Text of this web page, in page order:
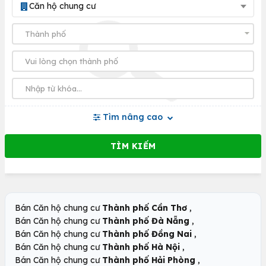
Căn hộ chung cư
Tìm nâng cao
Bán Căn hộ chung cư Thành phố Cần Thơ ,
Bán Căn hộ chung cư Thành phố Đà Nẵng ,
Bán Căn hộ chung cư Thành phố Đồng Nai ,
Bán Căn hộ chung cư Thành phố Hà Nội ,
Bán Căn hộ chung cư Thành phố Hải Phòng ,